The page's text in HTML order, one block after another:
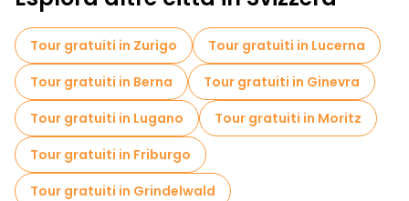
Tour gratuiti in Zurigo
Tour gratuiti in Lucerna
Tour gratuiti in Berna
Tour gratuiti in Ginevra
Tour gratuiti in Lugano
Tour gratuiti in Moritz
Tour gratuiti in Friburgo
Tour gratuiti in Grindelwald